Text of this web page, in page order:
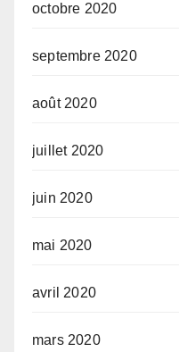
octobre 2020
septembre 2020
août 2020
juillet 2020
juin 2020
mai 2020
avril 2020
mars 2020